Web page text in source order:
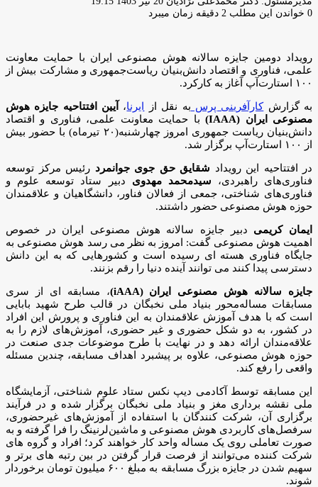
ایمیل
0 خواندن این مطلب 2 دقیقه زمان میبرد
رویداد دومین جایزه سالانه هوش مصنوعی ایران با حمایت معاونت
علمی، فناوری و اقتصاد دانش‌بنیان ریاست‌جمهوری و مشارکت بیش از
۱۰۰ استارت‌آپ آغاز به کارکرد.
به گزارشکارآفرینی پرس به نقل از ایرنا،
آیین افتتاحیه جایزه هوش
مصنوعی ایران (IAAA)
با حمایت معاونت علمی، فناوری و اقتصاد
دانش‌بنیان ریاست جمهوری امروز چهارشنبه(۲۰ تیرماه) با حضور بیش
از ۱۰۰ استارت‌آپ برگزار شد.
در افتتاحیه این رویداد شقایق حق جوی جوانمرد رئیس مرکز توسعه
فناوری‌های راهبردی، سیدمحمد مهدوی دبیر ستاد توسعه علوم و
فناوری‌های شناختی، جمعی از فعالان فناور، دانشگاهیان و علاقمندان
حوزه هوش مصنوعی حضور داشتند.
ایمان کریمی دبیر جایزه سالانه هوش مصنوعی ایران در خصوص
اهمیت هوش مصنوعی گفت: امروز به نظر می رسد هوش مصنوعی به
جایگاه فناوری هسته ای رسیده است و کشورهایی که به این دانش
دسترسی پیدا کنند می توانند آینده دنیا را رقم بزنند.
جایزه سالانه هوش مصنوعی ایران (iAAA)
، مسابقه ای از سری
مسابقات مساله‌محور بنیاد ملی نخبگان در قالب طرح شهید بابایی
است که با هدف آموزش علاقمندان به این فناوری و پرورش این افراد
در کشور، به دو شکل حضوری و غیر حضوری، آموزش‌های لازم را به
علاقه‌مندان ارائه دهد و در نهایت با طرح موضوعات جدی صنعت در
حوزه هوش مصنوعی، علاوه بر پیشبرد اهداف مسابقه، چندین مسئله
واقعی را رفع کند.
این مسابقه توسط آکادمی دیپ نکس ستاد علوم شناختی، آزمایشگاه
ملی نقشه برداری مغز و بنیاد ملی نخبگان برگزار شده و در فرآیند
برگزاری آن، شرکت کنندگان با استفاده از آموزش‌های غیرحضوری،
سرفصل‌های کاربردی هوش مصنوعی و ماشین‌لرنینگ را فرا گرفته و به
صورت تعاملی روی یک مساله واحد کار خواهند کرد؛ افراد و گروه های
شرکت کننده می‌توانند از فرصت قرار گرفتن در بین رتبه های برتر و
سهیم شدن در جایزه بزرگ مسابقه به مبلغ ۶۰۰ میلیون تومان برخوردار
شوند.